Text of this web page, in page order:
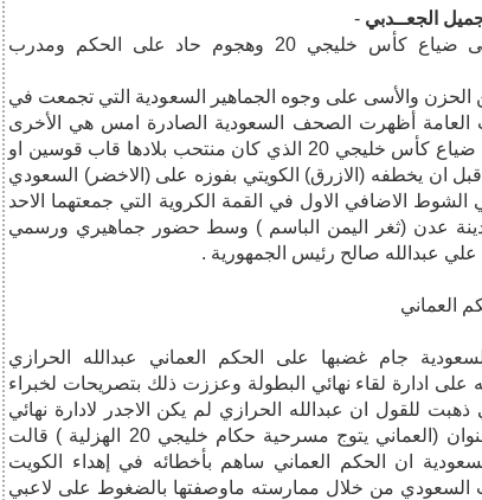
الجعــدبي -
تحسر سعودي على ضياع كأس خليجي 20 وهجوم حاد على الحكم ومدرب
والأسى على وجوه الجماهير السعودية التي تجمعت في
العامة أظهرت الصحف السعودية الصادرة امس هي الأخرى
تحسرا وندامة على ضياع كأس خليجي 20 الذي كان منتحب بلادها قاب قوسين او
ان يخطفه (الازرق) الكويتي بفوزه على (الاخضر) السعودي
الاضافي الاول في القمة الكروية التي جمعتهما الاحد
مايو بمدينة عدن (ثغر اليمن الباسم ) وسط حضور جماهيري ورسمي
علي عبدالله صالح رئيس الجمهورية .
العماني
جام غضبها على الحكم العماني عبدالله الحرازي
ادارة لقاء نهائي البطولة وعززت ذلك بتصريحات لخبراء
ذهبت للقول ان عبدالله الحرازي لم يكن الاجدر لادارة نهائي
البطولة ، فتحت عنوان (العماني يتوج مسرحية حكام خليجي 20 الهزلية ) قالت
ان الحكم العماني ساهم بأخطائه في إهداء الكويت
السعودي من خلال ممارسته ماوصفتها بالضغوط على لاعبي